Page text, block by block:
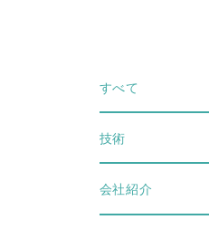
すべて
技術
会社紹介